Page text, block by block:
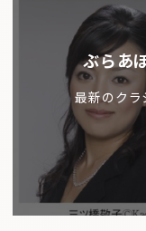
ぶらあ
最新のク